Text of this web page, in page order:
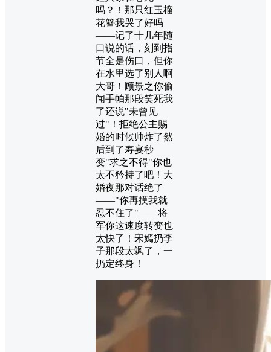
吗？！那只红玉榴
花簪我哭了好吗
——记了十几年随
口说的话，刻到指
节全是伤口，但你
在水里选了别人啊
大哥！顾景之你偷
闻手帕那段笑死我
了还说"未曾见
过"！拒绝公主赐
婚的时候帅炸了然
后到了寿宴秒
变"求之不得"你也
太不矜持了吧！大
婚夜那对话绝了
——"你再摸我就
忍不住了"——将
军你这速度转变也
太快了！宋嫣扔李
子那段太飒了，一
扔定终身！